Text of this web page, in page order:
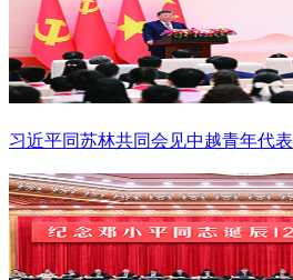
习近平同苏林共同会见中越青年代表